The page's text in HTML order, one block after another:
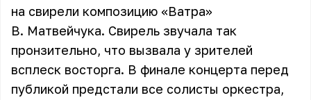
на свирели композицию «Ватра»
В. Матвейчука. Свирель звучала так
пронзительно, что вызвала у зрителей
всплеск восторга. В финале концерта перед
публикой предстали все солисты оркестра,